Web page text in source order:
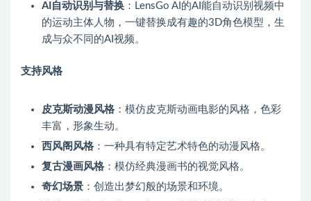
AI自动识别与替换 ：LensGo AI的AI能自动识别视频中
的运动主体人物，一键替换成有趣的3D角色模型，生
成与众不同的AI视频。
支持风格
皮克斯动漫风格 ：模仿皮克斯动画电影的风格，色彩
丰富，形象生动。
西风阁风格 ：一种具有特定艺术特色的动漫风格。
复古漫画风格 ：模仿经典漫画书的视觉风格。
奇幻场景 ：创造出梦幻般的场景和环境。